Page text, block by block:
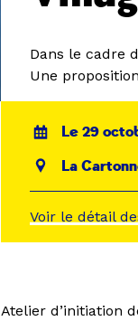
Dans le cadre
Une
Le 29
La
Voir le détail
Atelier d’initiation